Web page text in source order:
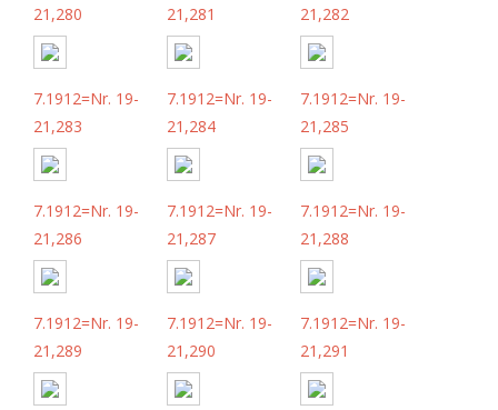
21,280
21,281
21,282
7.1912=Nr. 19-
21,283
7.1912=Nr. 19-
21,284
7.1912=Nr. 19-
21,285
7.1912=Nr. 19-
21,286
7.1912=Nr. 19-
21,287
7.1912=Nr. 19-
21,288
7.1912=Nr. 19-
21,289
7.1912=Nr. 19-
21,290
7.1912=Nr. 19-
21,291